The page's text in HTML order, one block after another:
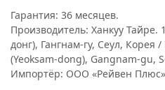
Гарантия: 36 месяцев.
Производитель: Ханкуу Тайре.
донг), Гангнам-гу, Сеул, Корея
(Yeoksam-dong), Gangnam-gu,
Импортёр: ООО «Рейвен